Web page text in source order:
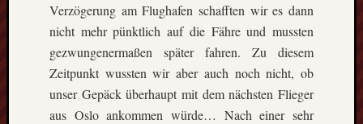
Verzögerung am Flughafen schafften wir es dann
nicht mehr pünktlich auf die Fähre und mussten
gezwungenermaßen später fahren. Zu diesem
Zeitpunkt wussten wir aber auch noch nicht, ob
unser Gepäck überhaupt mit dem nächsten Flieger
aus Oslo ankommen würde… Nach einer sehr